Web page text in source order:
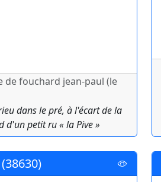
de fouchard jean-paul (le
dans le pré, à l'écart de la
d'un petit ru « la Pive »